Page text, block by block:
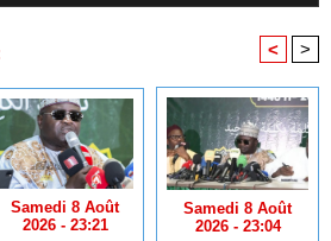
< >
Samedi 8 Août
2026 - 23:21
Samedi 8 Août
2026 - 23:04